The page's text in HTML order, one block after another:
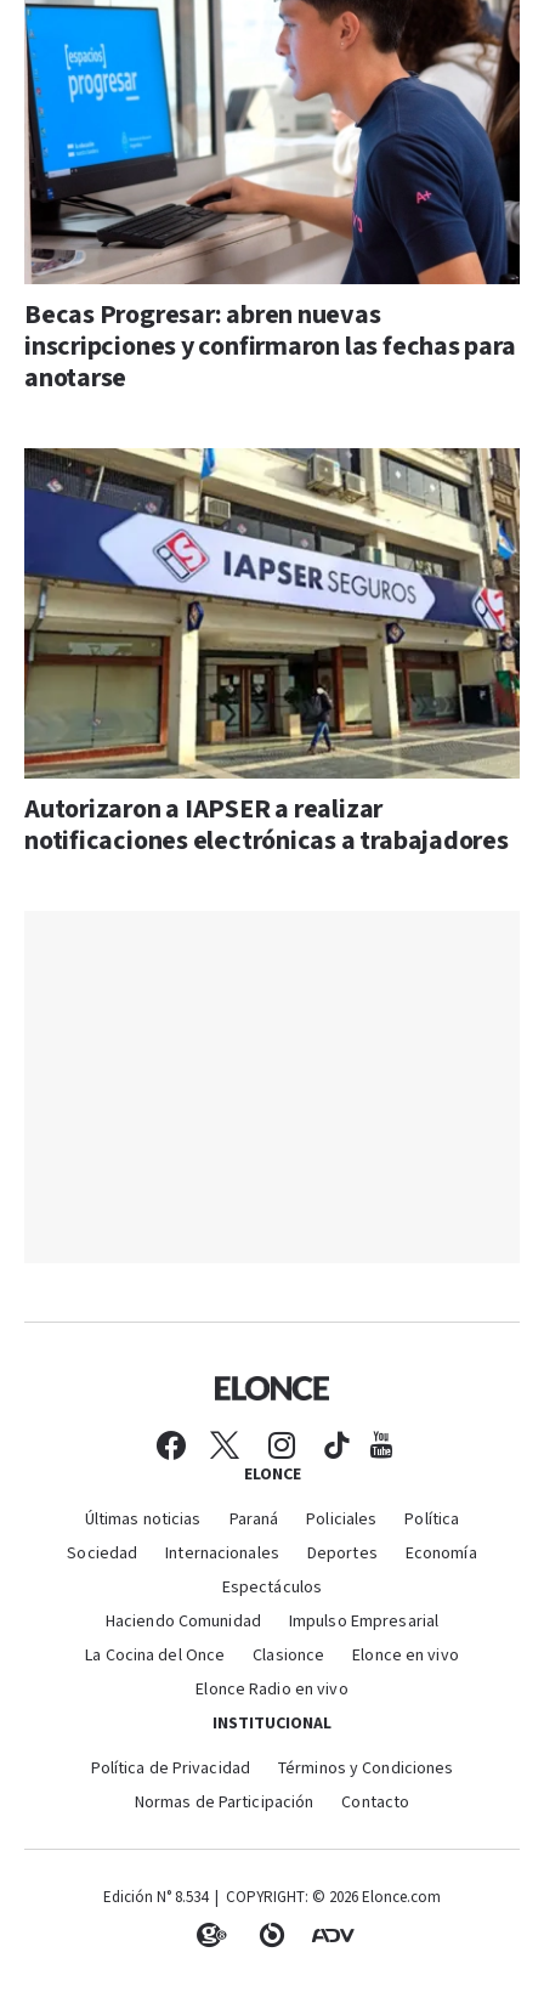
Becas Progresar: abren nuevas
inscripciones y confirmaron las fechas para
anotarse
Autorizaron a IAPSER a realizar
notificaciones electrónicas a trabajadores
ELONCE
Últimas noticias Paraná Policiales
Política
Sociedad
Internacionales Deportes
Economía
Espectáculos
Haciendo Comunidad
Impulso Empresarial
La Cocina del Once
Clasionce
Elonce en vivo
Elonce Radio en vivo
INSTITUCIONAL
Política de Privacidad
Términos y Condiciones
Normas de Participación
Contacto
Edición N° 8.534 | COPYRIGHT: © 2026 Elonce.com